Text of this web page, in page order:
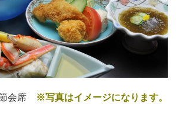
会席※写真はイメージになります。